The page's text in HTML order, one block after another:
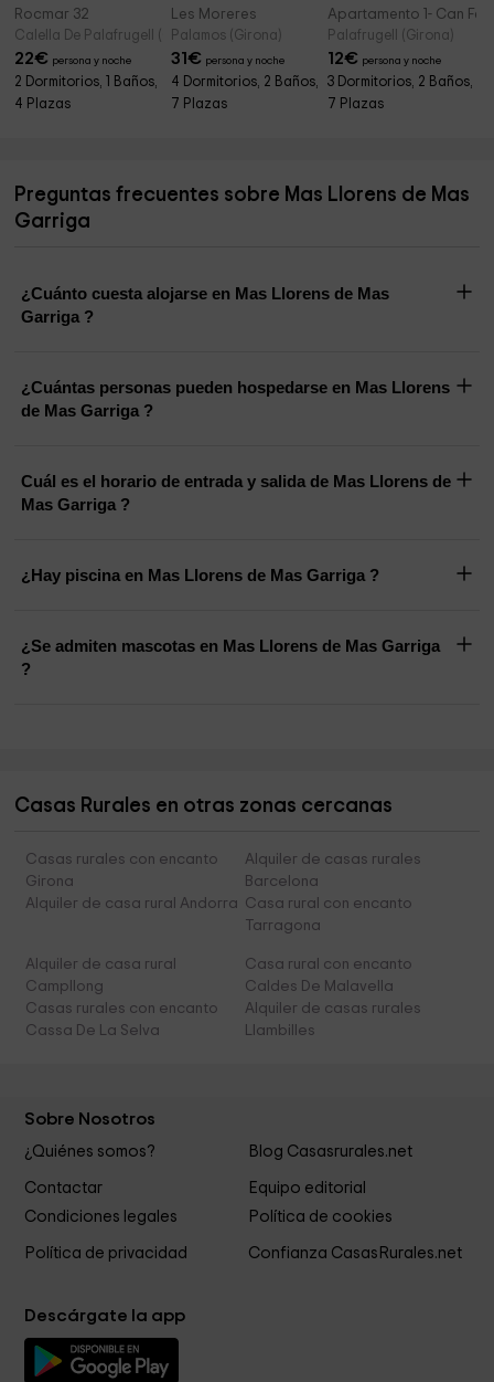
Rocmar 32
Calella De Palafrugell (Girona)
22€ persona y noche
2 Dormitorios, 1 Baños,
4 Plazas
Les Moreres
Palamos (Girona)
31€ persona y noche
4 Dormitorios, 2 Baños,
7 Plazas
Apartamento 1- Can
Palafrugell (Girona)
12€ persona y noche
3 Dormitorios, 2 Baños,
7 Plazas
Preguntas frecuentes sobre Mas Llorens de Mas
Garriga
¿Cuánto cuesta alojarse en Mas Llorens de Mas
Garriga ?
¿Cuántas personas pueden hospedarse en Mas Llorens
de Mas Garriga ?
Cuál es el horario de entrada y salida de Mas Llorens de
Mas Garriga ?
¿Hay piscina en Mas Llorens de Mas Garriga ?
¿Se admiten mascotas en Mas Llorens de Mas Garriga
?
Casas Rurales en otras zonas cercanas
Casas rurales con encanto
Girona
Alquiler de casas rurales
Barcelona
Alquiler de casa rural Andorra Casa rural con encanto
Tarragona
Alquiler de casa rural
Campllong
Casa rural con encanto
Caldes De Malavella
Casas rurales con encanto
Cassa De La Selva
Alquiler de casas rurales
Llambilles
Sobre Nosotros
¿Quiénes somos? Blog Casasrurales.net
Contactar
Equipo editorial
Condiciones legales
Política de cookies
Política de privacidad Confianza CasasRurales.net
Descárgate la app